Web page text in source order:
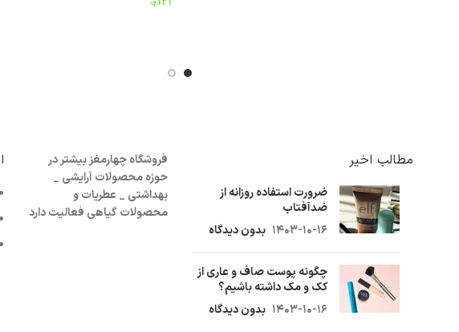
مطالب اخیر
ضرورت استفاده روزانه از
ضدآفتاب
۱۴۰۳-۱۰-۱۶ بدون دیدگاه
چگونه پوست صاف و عاری از
کک و مک داشته باشیم؟
۱۴۰۳-۱۰-۱۶ بدون دیدگاه
فروشگاه چهارمغز بیشتر در
حوزه محصولات آرایشی _
بهداشتی _ عطریات و
محصولات گیاهی فعالیت دارد